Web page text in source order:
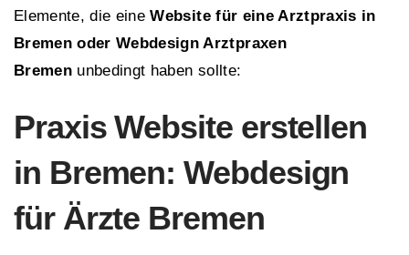
Elemente, die eineWebsite für eine Arztpraxis in
Bremen oder Webdesign Arztpraxen
Bremen unbedingt haben sollte:
Praxis Website erstellen
in Bremen: Webdesign
für Ärzte Bremen